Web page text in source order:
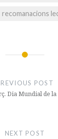
recomanacions
POST
Dia Mundial de la
NEXT POST